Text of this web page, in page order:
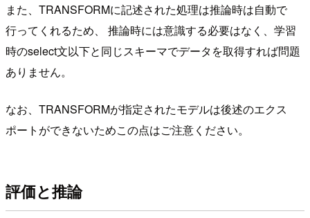
また、TRANSFORMに記述された処理は推論時は自動で
行ってくれるため、 推論時には意識する必要はなく、学習
時のselect文以下と同じスキーマでデータを取得すれば問題
ありません。
なお、TRANSFORMが指定されたモデルは後述のエクス
ポートができないためこの点はご注意ください。
評価と推論